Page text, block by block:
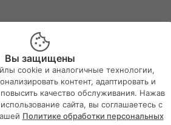
магазин Великий двор
Вы защищены
cookie и аналогичные технологии,
контент, адаптировать и
качество обслуживания. Нажав
сайта, вы соглашаетесь с
Политике обработки персональных